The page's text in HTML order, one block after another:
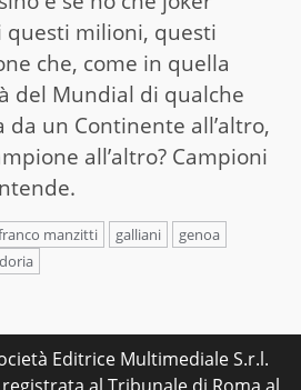
milioni, questi
che, come in quella
del Mundial di qualche
da un Continente all’altro,
all’altro? Campioni
manzitti galliani
genoa
Editrice Multimediale S.r.l.